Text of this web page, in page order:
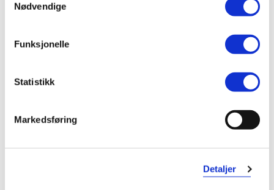
Nødvendige
Funksjonelle
Statistikk
Markedsføring
Detaljer
Var denne anmeldelsen nyttig?
Greit